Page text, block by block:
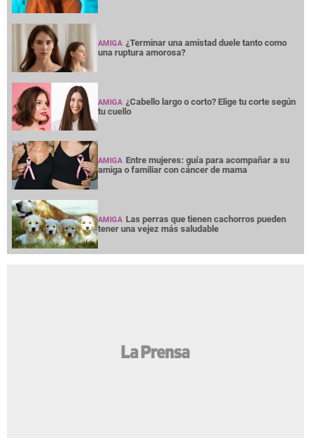
AMIGA ¿Terminar una amistad duele tanto como
una ruptura amorosa?
AMIGA ¿Cabello largo o corto? Elige tu corte según
tu cuello
AMIGA Entre mujeres: guía para acompañar a su
amiga o familiar con cáncer de mama
AMIGA Las perras que tienen cachorros pueden
tener una vejez más saludable